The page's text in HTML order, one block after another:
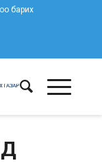
барих